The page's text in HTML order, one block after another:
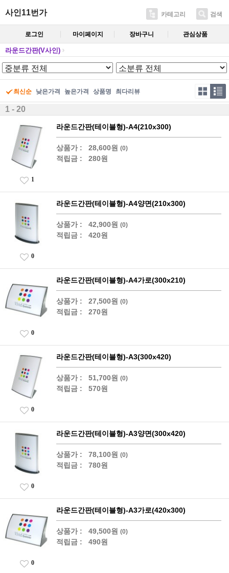
사인11번가 카테고리 검색
로그인 마이페이지 장바구니 관심상품
라운드간판(V사인)
최신순 낮은가격 높은가격 상품명 최다리뷰
1 - 20
라운드간판(테이블형)-A4(210x300)
상품가 : 28,600원 (0)
적립금 : 280원
1
라운드간판(테이블형)-A4양면(210x300)
상품가 : 42,900원 (0)
적립금 : 420원
0
라운드간판(테이블형)-A4가로(300x210)
상품가 : 27,500원 (0)
적립금 : 270원
0
라운드간판(테이블형)-A3(300x420)
상품가 : 51,700원 (0)
적립금 : 570원
0
라운드간판(테이블형)-A3양면(300x420)
상품가 : 78,100원 (0)
적립금 : 780원
0
라운드간판(테이블형)-A3가로(420x300)
상품가 : 49,500원 (0)
적립금 : 490원
0